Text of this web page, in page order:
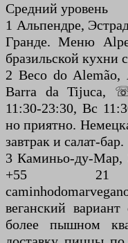
Средний уровень
1 Альпендре,
Гранде. Меню
бразильской кухни
2 Beco do Alemão,
Barra da Tijuca,
11:30-23:30, Вс
но приятно.
завтрак и салат-бар.
3 Каминьо-ду-Мар,
+55 21
веганский
более пышном